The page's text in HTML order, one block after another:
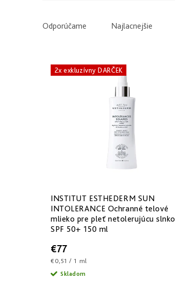
ý
o
R
d
o
d
u
Odporúčame Najlacnejšie
2x exkluzívny DARČEK
INSTITUT ESTHEDERM SUN
INTOLERANCE Ochranné telové
mlieko pre pleť netolerujúcu slnko
SPF 50+ 150 ml
€77
Jednotková
cena:
€0,51 / 1 ml
Skladom